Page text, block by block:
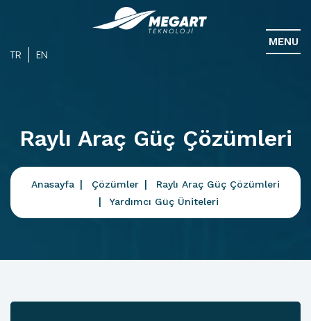
TR EN
MENU
Raylı Araç Güç Çözümleri
Anasayfa Çözümler
Raylı Araç Güç Çözümleri
Yardımcı Güç Üniteleri